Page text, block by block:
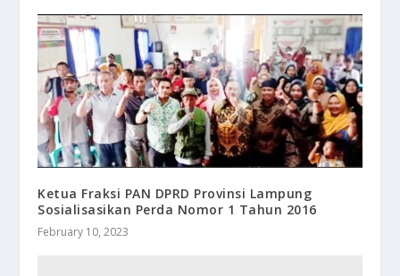
Ketua Fraksi PAN DPRD Provinsi Lampung
Sosialisasikan Perda Nomor 1 Tahun 2016
February 10, 2023